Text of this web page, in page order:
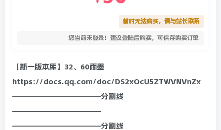
暂时无法购买，请与站长联系
您当前未登录！建议登陆后购买，可保存购买订单
【新一版本库】32、60雨墨
https://docs.qq.com/doc/DS2xOcU5ZTWVNVnZx
————————————分割线
————————————
————————————分割线